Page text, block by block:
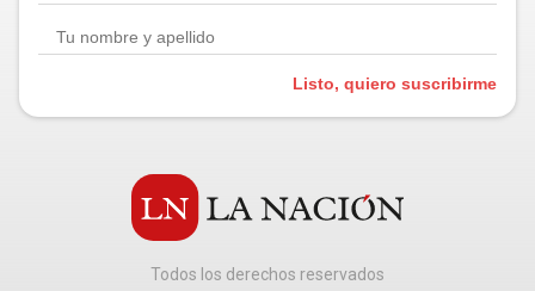
Listo, quiero suscribirme
Todos los derechos reservados